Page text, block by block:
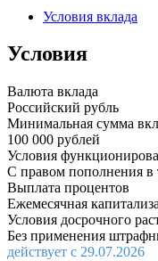
Условия вклада
Условия
Валюта вклада
Российский рубль
Минимальная сумма
100 000 рублей
Условия
С правом пополнения в
Выплата процентов
Ежемесячная
Условия досрочного
Без применения
действует с 29.07.2026